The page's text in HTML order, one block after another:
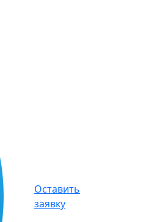
Оставить
заявку